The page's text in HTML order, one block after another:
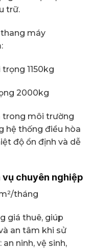
trữ.
máy
1150kg
2000kg
trong môi trường
hệ thống điều hòa
độ ổn định và dễ
vụ chuyên nghiệp
tháng
giá thuê, giúp
an tâm khi sử
ninh, vệ sinh,